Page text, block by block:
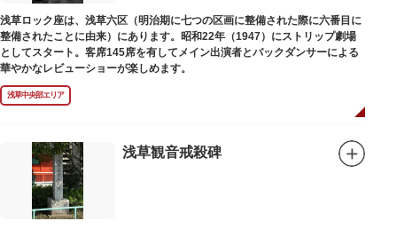
浅草ロック座は、浅草六区（明治期に七つの区画に整備された際に六番目に
整備されたことに由来）にあります。昭和22年（1947）にストリップ劇場
としてスタート。客席145席を有してメイン出演者とバックダンサーによる
華やかなレビューショーが楽しめます。
浅草中央部エリア
浅草観音戒殺碑